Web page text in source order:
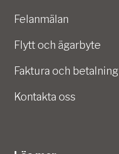
Felanmälan
Flytt och ägarbyte
Faktura och betalning
Kontakta oss